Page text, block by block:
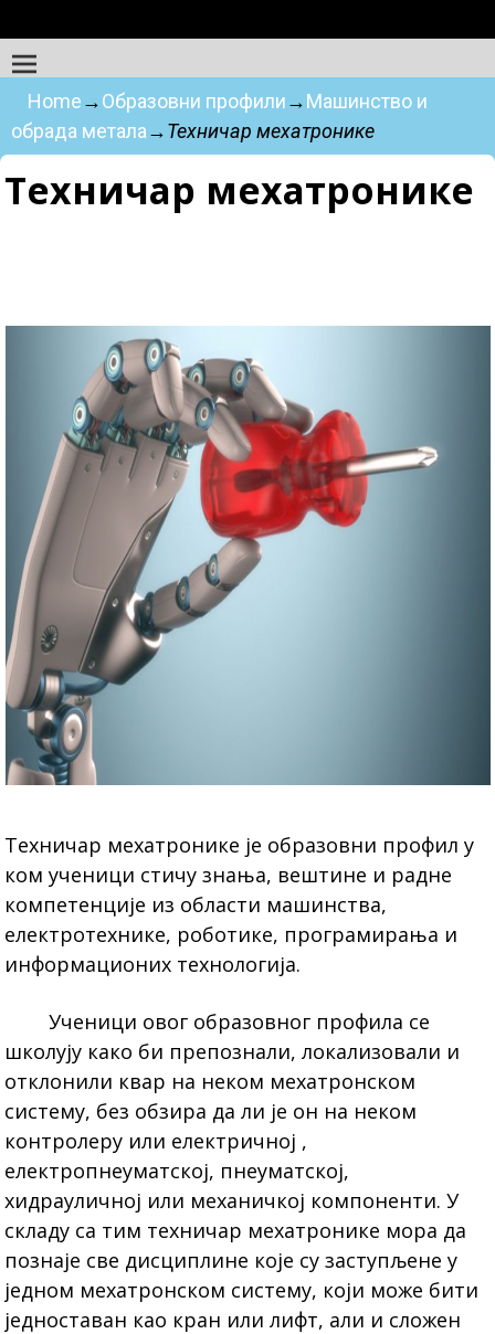
Home→Образовни профили→Машинство и
обрада метала→Техничар мехатронике
Техничар мехатронике
Техничар мехатронике је образовни профил у
ком ученици стичу знања, вештине и радне
компетенције из области машинства,
електротехнике, роботике, програмирања и
информационих технологија.
Ученици овог образовног профила се
школују како би препознали, локализовали и
отклонили квар на неком мехатронском
систему, без обзира да ли је он на неком
контролеру или електричној ,
електропнеуматској, пнеуматској,
хидрауличној или механичкој компоненти. У
складу са тим техничар мехатронике мора да
познаје све дисциплине које су заступљене у
једном мехатронском систему, који може бити
једноставан као кран или лифт, али и сложен